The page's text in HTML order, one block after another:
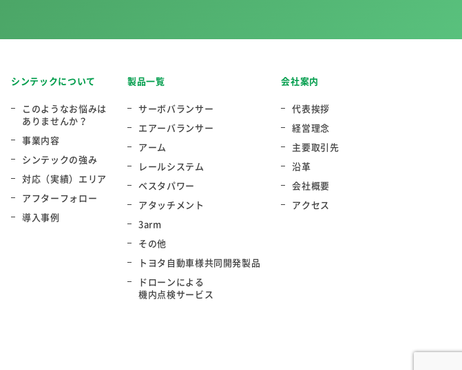
シンテックについて
このようなお悩みは
ありませんか？
事業内容
シンテックの強み
対応（実績）エリア
アフターフォロー
導入事例
製品一覧
サーボバランサー
エアーバランサー
アーム
レールシステム
ベスタパワー
アタッチメント
3arm
その他
トヨタ自動車様共同開発製品
ドローンによる
機内点検サービス
会社案内
代表挨拶
経営理念
主要取引先
沿革
会社概要
アクセス